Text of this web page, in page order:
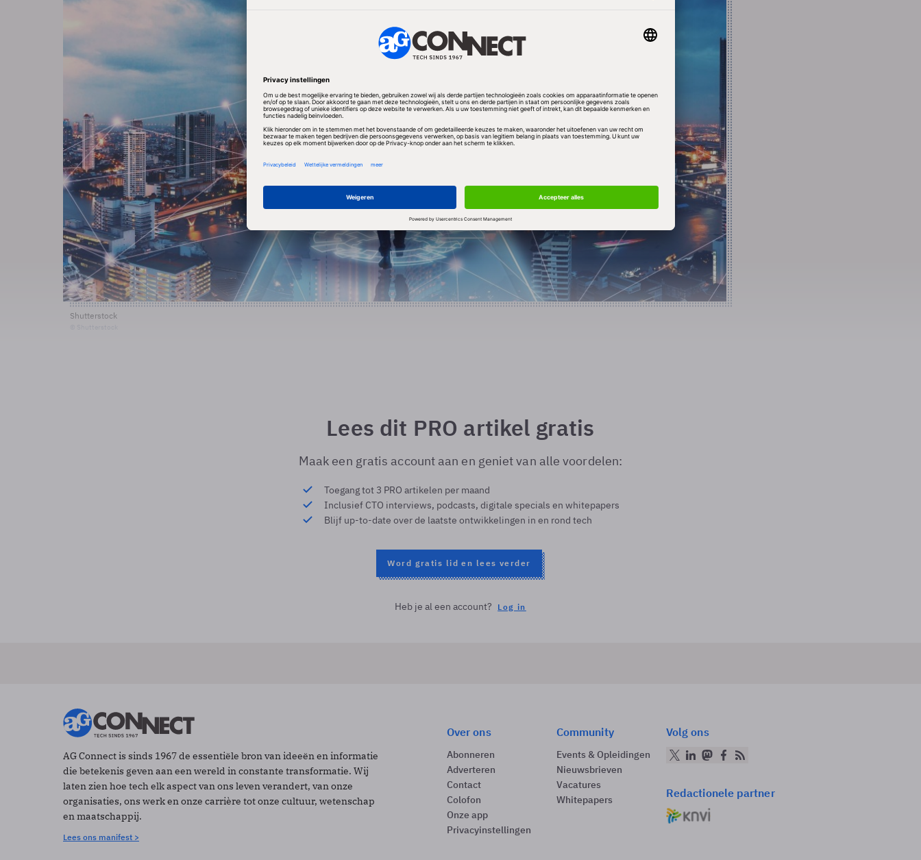
Shutterstock
Lees dit PRO artikel gratis
Maak een gratis account aan en geniet van alle voordelen:
Toegang tot 3 PRO artikelen per maand
Inclusief CTO interviews, podcasts, digitale specials en whitepapers
Blijf up-to-date over de laatste ontwikkelingen in en rond tech
Word gratis lid en lees verder
Heb je al een account? Log in
AG Connect is sinds 1967 de essentiële bron van ideeën en informatie
die betekenis geven aan een wereld in constante transformatie. Wij
laten zien hoe tech elk aspect van ons leven verandert, van onze
organisaties, ons werk en onze carrière tot onze cultuur, wetenschap
en maatschappij.
Lees ons manifest >
Over ons
Abonneren
Adverteren
Contact
Colofon
Onze app
Privacyinstellingen
Community
Events & Opleidingen
Nieuwsbrieven
Vacatures
Whitepapers
Volg ons
Redactionele partner